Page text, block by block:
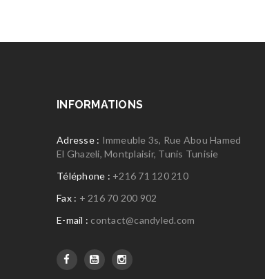
INFORMATIONS
Adresse : Immeuble 3s, Rue Abou Hamed
El Ghazeli, Montplaisir, Tunis Tunisie
Téléphone : +216 71 120 210
Fax : + 216 70 200 902
E-mail : contact@candyled.com